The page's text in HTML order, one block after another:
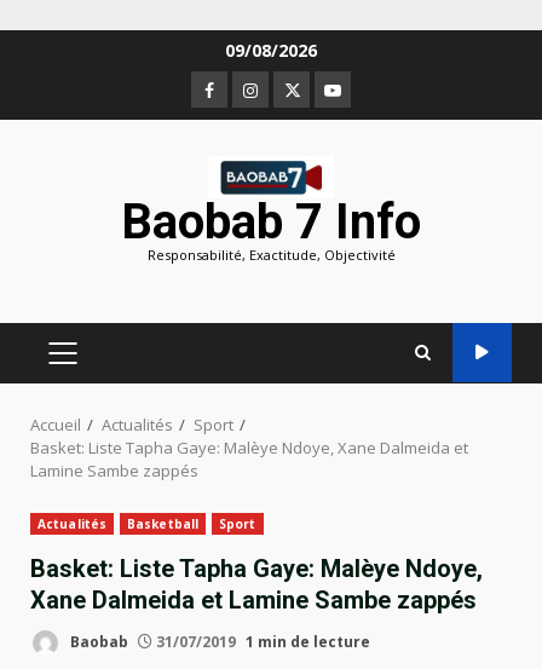
09/08/2026
Facebook
Instagram
TwitterYoutube
Baobab 7 Info
Responsabilité, Exactitude, Objectivité
MENU
PRINCIPAL
Accueil Actualités
Sport
Basket: Liste Tapha Gaye: Malèye Ndoye, Xane Dalmeida et
Lamine Sambe zappés
Actualités Basketball Sport
Basket: Liste Tapha Gaye: Malèye Ndoye,
Xane Dalmeida et Lamine Sambe zappés
Baobab 31/07/2019 1 min de lecture